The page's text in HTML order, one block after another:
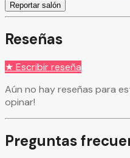
Reportar salón
Reseñas
★ Escribir reseña
Aún no hay reseñas para
opinar!
Preguntas